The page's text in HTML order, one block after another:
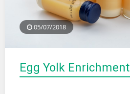
05/07/2018
Egg Yolk Enrichment